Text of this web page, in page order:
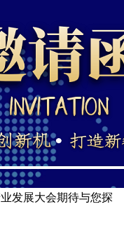
发展大会期待与您探